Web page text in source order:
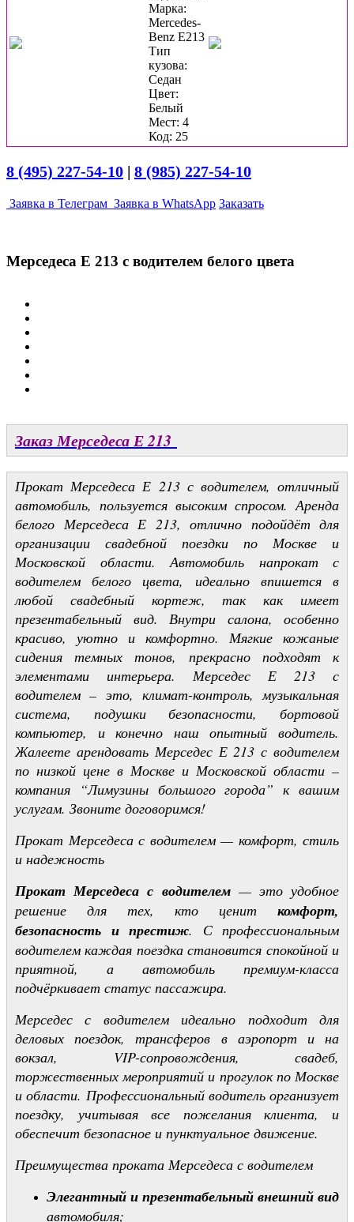
Марка:
Mercedes-
Benz E213
Тип
кузова:
Седан
Цвет:
Белый
Мест: 4
Код: 25
8 (495) 227-54-10 | 8 (985) 227-54-10
Заявка в Телеграм Заявка в WhatsApp Заказать
Мерседеса Е 213 с водителем белого цвета
Заказ Мерседеса Е 213
Прокат Мерседеса Е 213 с водителем, отличный
автомобиль, пользуется высоким спросом. Аренда
белого Мерседеса Е 213, отлично подойдёт для
организации свадебной поездки по Москве и
Московской области. Автомобиль напрокат с
водителем белого цвета, идеально впишется в
любой свадебный кортеж, так как имеет
презентабельный вид. Внутри салона, особенно
красиво, уютно и комфортно. Мягкие кожаные
сидения темных тонов, прекрасно подходят к
элементами интерьера. Мерседес Е 213 с
водителем – это, климат-контроль, музыкальная
система, подушки безопасности, бортовой
компьютер, и конечно наш опытный водитель.
Жалеете арендовать Мерседес Е 213 с водителем
по низкой цене в Москве и Московской области –
компания “Лимузины большого города” к вашим
услугам. Звоните договоримся!
Прокат Мерседеса с водителем — комфорт, стиль
и надежность
Прокат Мерседеса с водителем— это удобное
решение для тех, кто ценит комфорт,
безопасность и престиж. С профессиональным
водителем каждая поездка становится спокойной и
приятной, а автомобиль премиум-класса
подчёркивает статус пассажира.
Мерседес с водителем идеально подходит для
деловых поездок, трансферов в аэропорт и на
вокзал, VIP-сопровождения, свадеб,
торжественных мероприятий и прогулок по Москве
и области. Профессиональный водитель организует
поездку, учитывая все пожелания клиента, и
обеспечит безопасное и пунктуальное движение.
Преимущества проката Мерседеса с водителем
Элегантный и презентабельный внешний вид
автомобиля;